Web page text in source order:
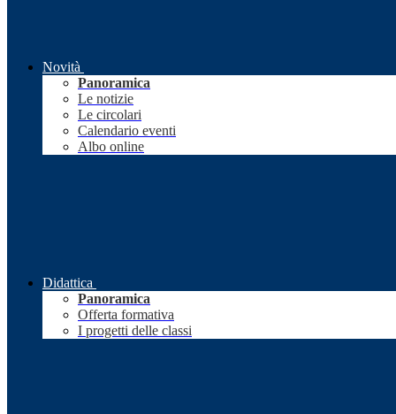
Novità
Panoramica
Le notizie
Le circolari
Calendario eventi
Albo online
Didattica
Panoramica
Offerta formativa
I progetti delle classi